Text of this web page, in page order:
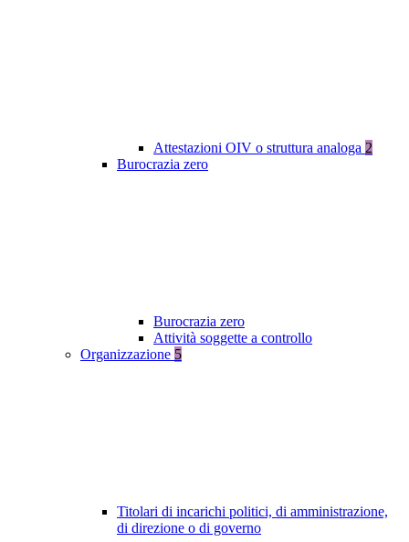
Attestazioni OIV o struttura analoga 2
Burocrazia zero
Burocrazia zero
Attività soggette a controllo
Organizzazione 5
Titolari di incarichi politici, di amministrazione,
di direzione o di governo